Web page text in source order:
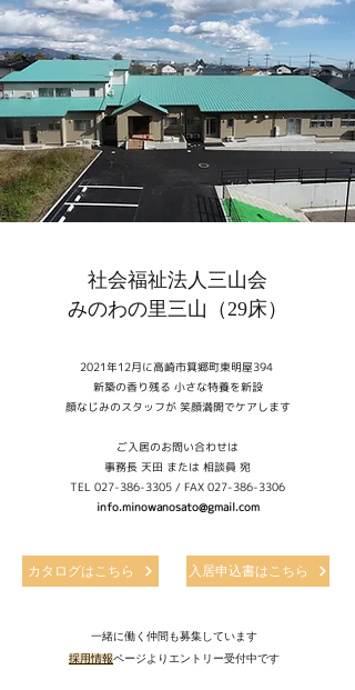
​社会福祉法人三山会
みのわの里三山（29床）
2021年12月に高崎市箕郷町東明屋394
新築の香り残る 小さな特養を新設
顔なじみのスタッフが 笑顔満開でケアします
ご入居のお問い合わせは
事務長 天田 または 相談員 宛
TEL ​027-386-3305 / FAX 027-386-3306
info.minowanosato@gmail.com
カタログはこちら 入居申込書はこちら
一緒に働く仲間も募集しています
採用情報ページよりエントリー受付中です